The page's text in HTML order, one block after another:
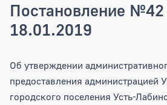
Постановление №42
18.01.2019
Постановление №42 от
Об утверждении
предоставления администрацией
городского поселения Усть-